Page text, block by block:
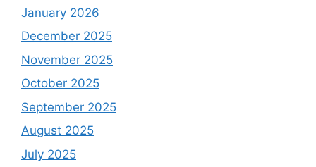
January 2026
December 2025
November 2025
October 2025
September 2025
August 2025
July 2025